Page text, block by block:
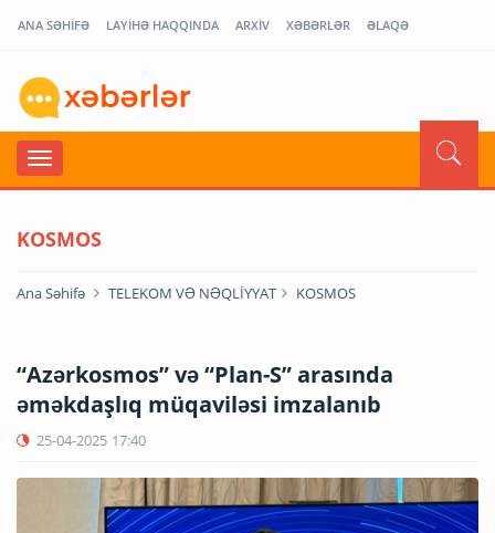
ANA SƏHİFƏ LAYİHƏ HAQQINDA ARXİV XƏBƏRLƏR ƏLAQƏ
KOSMOS
Ana Səhifə TELEKOM VƏ NƏQLİYYAT KOSMOS
“Azərkosmos” və “Plan-S” arasında
əməkdaşlıq müqaviləsi imzalanıb
25-04-2025 17:40